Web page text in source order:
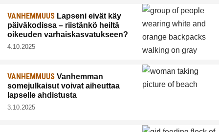
VANHEMMUUS Lapseni eivät käy
päiväkodissa – riistänkö heiltä
oikeuden varhaiskasvatukseen?
4.10.2025
VANHEMMUUS Vanhemman
somejulkaisut voivat aiheuttaa
lapselle ahdistusta
3.10.2025